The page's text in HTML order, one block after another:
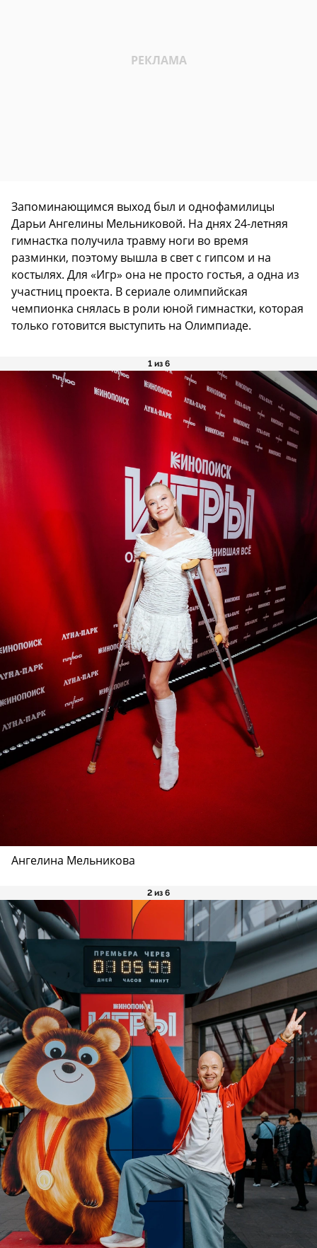
Запоминающимся выход был и однофамилицы
Дарьи Ангелины Мельниковой. На днях 24-летняя
гимнастка получила травму ноги во время
разминки, поэтому вышла в свет с гипсом и на
костылях. Для «Игр» она не просто гостья, а одна из
участниц проекта. В сериале олимпийская
чемпионка снялась в роли юной гимнастки, которая
только готовится выступить на Олимпиаде.
1 из 6
Ангелина Мельникова
2 из 6